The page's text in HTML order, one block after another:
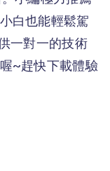
白也能輕鬆駕
一對一的技術
~趕快下載體驗